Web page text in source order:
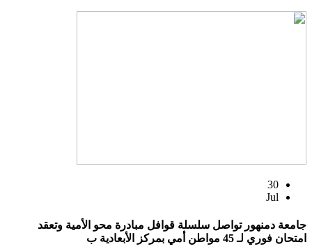
30
Jul
جامعة دمنهور تواصل سلسلة قوافل مبادرة محو الأمية وتعقد
امتحان فوري لـ 45 مواطن أمي بمركز الأبعادية ب